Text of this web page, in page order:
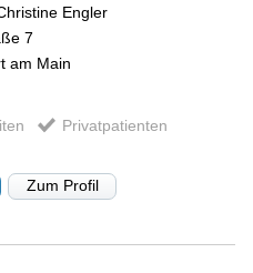
Engler
7
am Main
Privatpatienten
Zum Profil